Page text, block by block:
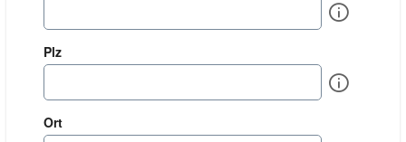
Info
Plz
Info
Ort